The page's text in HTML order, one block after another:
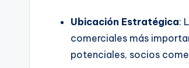
Ubicación Estratégica:
comerciales más
potenciales, socios